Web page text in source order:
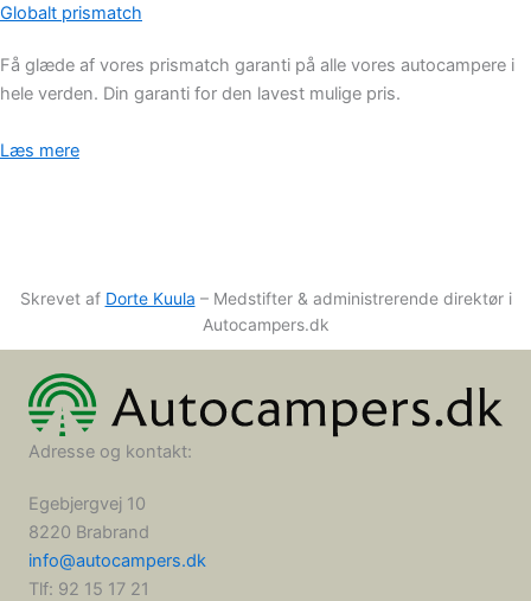
Globalt prismatch
Få glæde af vores prismatch garanti på alle vores autocampere i
hele verden. Din garanti for den lavest mulige pris.
Læs mere
Skrevet af Dorte Kuula – Medstifter & administrerende direktør i
Autocampers.dk
Adresse og kontakt:
Egebjergvej 10
8220 Brabrand
info@autocampers.dk
Tlf: 92 15 17 21